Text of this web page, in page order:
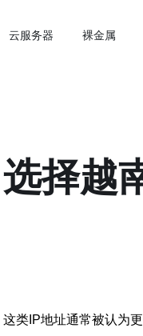
云服务器 裸金属
选择越
类IP地址通常被认为